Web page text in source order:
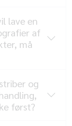
lave en
af
må
og
først?